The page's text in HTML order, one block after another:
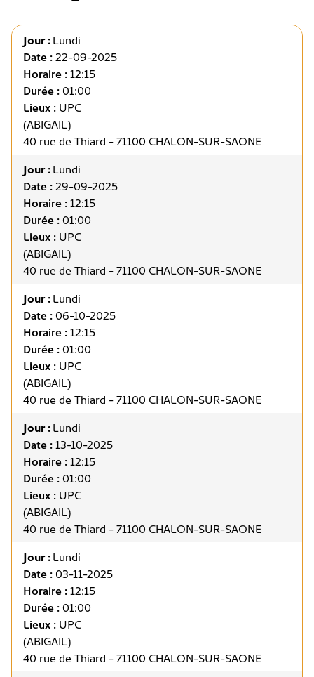
Jour :Lundi
Date :22-09-2025
Horaire :12:15
Durée :01:00
Lieux : UPC
(ABIGAIL)
40 rue de Thiard - 71100 CHALON-SUR-SAONE
Jour :Lundi
Date :29-09-2025
Horaire :12:15
Durée :01:00
Lieux : UPC
(ABIGAIL)
40 rue de Thiard - 71100 CHALON-SUR-SAONE
Jour :Lundi
Date :06-10-2025
Horaire :12:15
Durée :01:00
Lieux : UPC
(ABIGAIL)
40 rue de Thiard - 71100 CHALON-SUR-SAONE
Jour :Lundi
Date :13-10-2025
Horaire :12:15
Durée :01:00
Lieux : UPC
(ABIGAIL)
40 rue de Thiard - 71100 CHALON-SUR-SAONE
Jour :Lundi
Date :03-11-2025
Horaire :12:15
Durée :01:00
Lieux : UPC
(ABIGAIL)
40 rue de Thiard - 71100 CHALON-SUR-SAONE